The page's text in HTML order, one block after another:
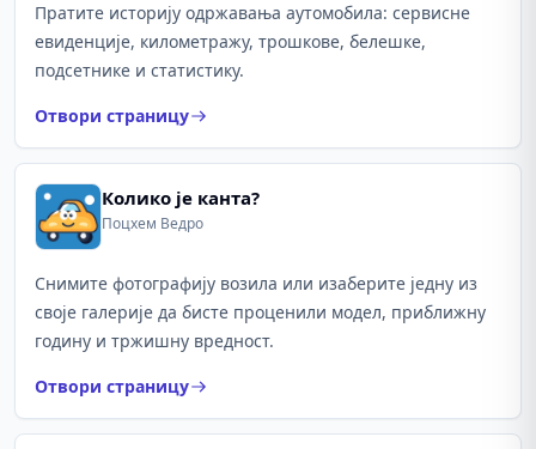
Пратите историју одржавања аутомобила: сервисне
евиденције, километражу, трошкове, белешке,
подсетнике и статистику.
Отвори страницу
Колико је канта?
Поцхем Ведро
Снимите фотографију возила или изаберите једну из
своје галерије да бисте проценили модел, приближну
годину и тржишну вредност.
Отвори страницу